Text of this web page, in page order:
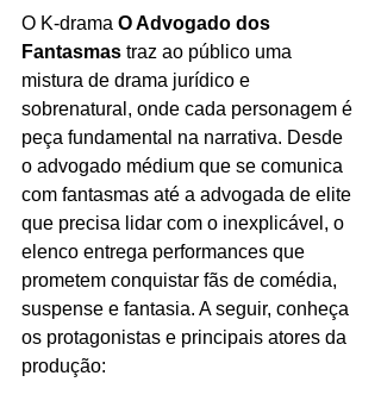
O K‑drama O Advogado dos
Fantasmas traz ao público uma
mistura de drama jurídico e
sobrenatural, onde cada personagem é
peça fundamental na narrativa. Desde
o advogado médium que se comunica
com fantasmas até a advogada de elite
que precisa lidar com o inexplicável, o
elenco entrega performances que
prometem conquistar fãs de comédia,
suspense e fantasia. A seguir, conheça
os protagonistas e principais atores da
produção: